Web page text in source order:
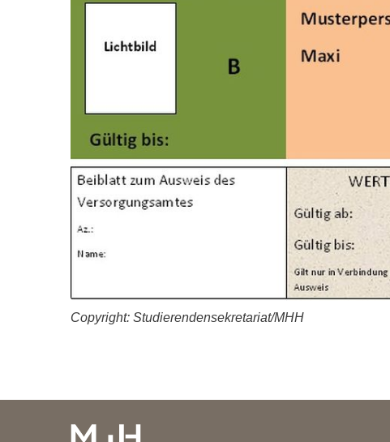
Zentrale Forschungseinrichtung Elektronenmikroskopie
Akademische Karriereentwicklung
Hannover Biomedical Research School (HBRS)
Für Postdoktorand:innen
Für Ärzt:innen
Copyright: Studierendensekretariat/MHH